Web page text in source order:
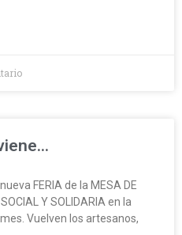
FERIA de la MESA DE
Y SOLIDARIA en la
Vuelven los artesanos,